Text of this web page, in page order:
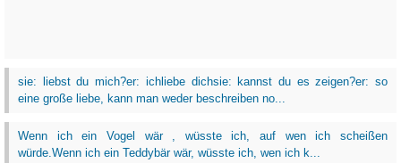
sie: liebst du mich?er: ichliebe dichsie: kannst du es zeigen?er: so
eine große liebe, kann man weder beschreiben no...
Wenn ich ein Vogel wär , wüsste ich, auf wen ich scheißen
würde.Wenn ich ein Teddybär wär, wüsste ich, wen ich k...